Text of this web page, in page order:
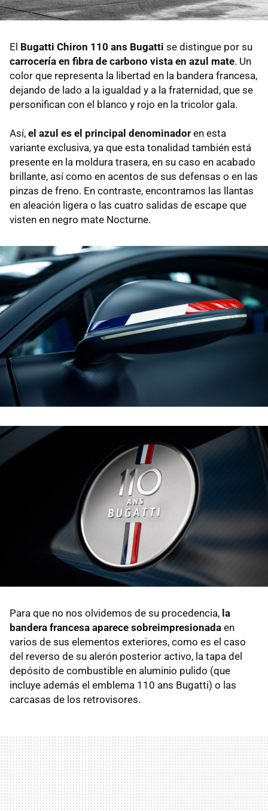
El Bugatti Chiron 110 ans Bugatti se distingue por su
carrocería en fibra de carbono vista en azul mate. Un
color que representa la libertad en la bandera francesa,
dejando de lado a la igualdad y a la fraternidad, que se
personifican con el blanco y rojo en la tricolor gala.
Así, el azul es el principal denominador en esta
variante exclusiva, ya que esta tonalidad también está
presente en la moldura trasera, en su caso en acabado
brillante, así como en acentos de sus defensas o en las
pinzas de freno. En contraste, encontramos las llantas
en aleación ligera o las cuatro salidas de escape que
visten en negro mate Nocturne.
Para que no nos olvidemos de su procedencia, la
bandera francesa aparece sobreimpresionada en
varios de sus elementos exteriores, como es el caso
del reverso de su alerón posterior activo, la tapa del
depósito de combustible en aluminio pulido (que
incluye además el emblema 110 ans Bugatti) o las
carcasas de los retrovisores.